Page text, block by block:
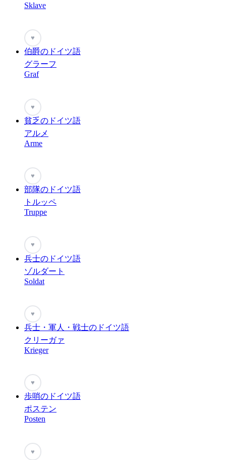
Sklave
♥
伯爵のドイツ語
グラーフ
Graf
♥
貧乏のドイツ語
アルメ
Arme
♥
部隊のドイツ語
トルッペ
Truppe
♥
兵士のドイツ語
ゾルダート
Soldat
♥
兵士・軍人・戦士のドイツ語
クリーガァ
Krieger
♥
歩哨のドイツ語
ポステン
Posten
♥